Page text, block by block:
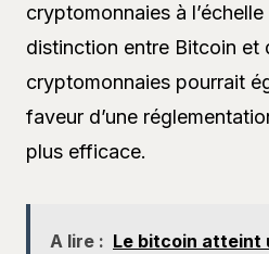
cryptomonnaies à
distinction entre Bitcoin et
cryptomonnaies pourrait
faveur d’une
plus efficace.
A lire : Le bitcoin atteint